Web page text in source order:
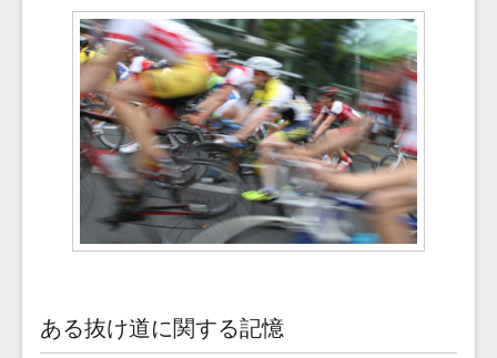
Contact
ある抜け道に関する記憶